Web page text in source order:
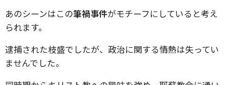
あのシーンはこの筆禍事件がモチーフにしていると考え
られます。
逮捕された枝盛でしたが、政治に関する情熱は失ってい
ませんでした。